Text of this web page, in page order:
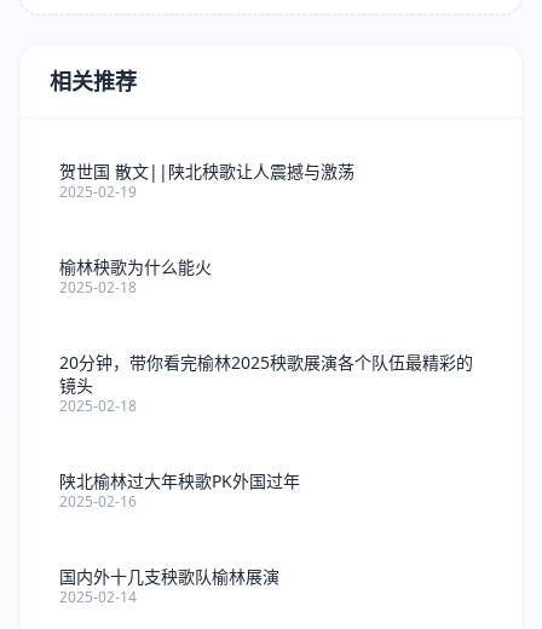
相关推荐
贺世国 散文||陕北秧歌让人震撼与激荡
2025-02-19
榆林秧歌为什么能火
2025-02-18
20分钟，带你看完榆林2025秧歌展演各个队伍最精彩的
镜头
2025-02-18
陕北榆林过大年秧歌PK外国过年
2025-02-16
国内外十几支秧歌队榆林展演
2025-02-14